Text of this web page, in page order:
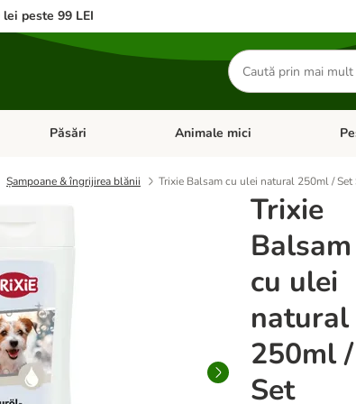
peste 99 LEI
Căutare
produse
cu categorii: Câini
Deschideți meniul cu categorii: Pisici
Păsări Deschideți meniul cu categorii:
Animale mici
Șampoane & îngrijirea blănii Trixie Balsam cu ulei natural 250ml /
Trixie
Balsam
cu ulei
natural
250ml /
Set